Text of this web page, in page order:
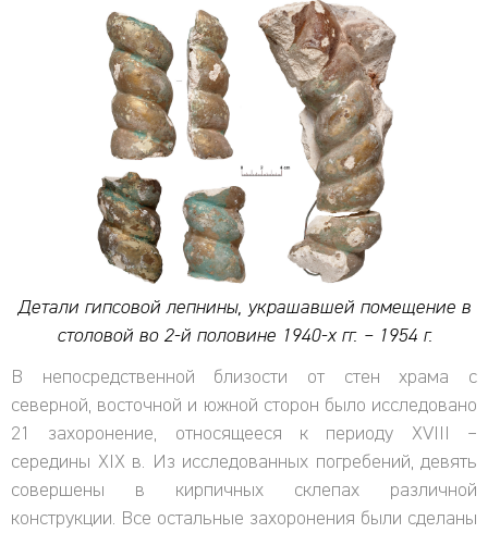
Детали гипсовой лепнины, украшавшей помещение в
столовой во 2-й половине 1940-х гг. – 1954 г.
В непосредственной близости от стен храма с
северной, восточной и южной сторон было исследовано
21 захоронение, относящееся к периоду XVIII –
середины XIX в. Из исследованных погребений, девять
совершены в кирпичных склепах различной
конструкции. Все остальные захоронения были сделаны